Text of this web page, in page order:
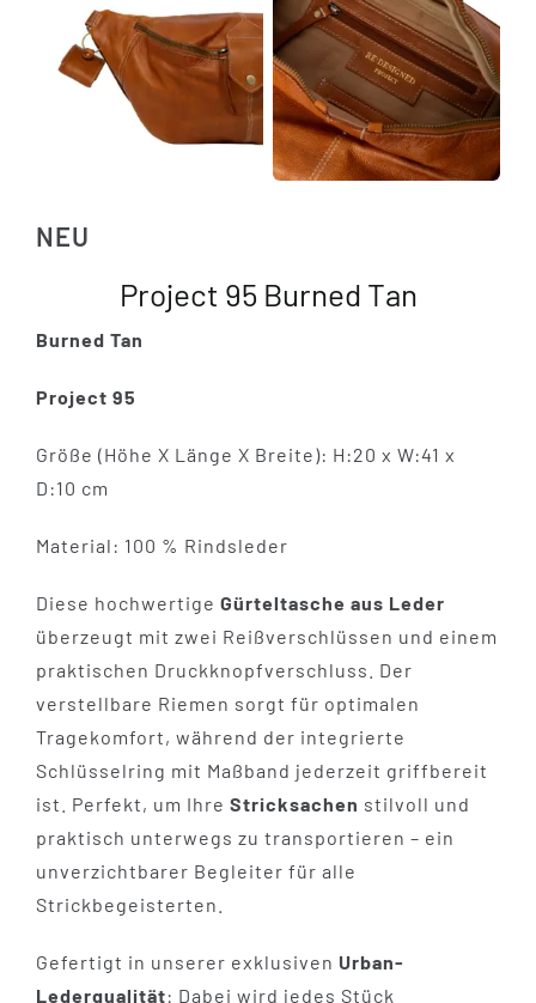
NEU
Project 95 Burned Tan
Burned Tan
Project 95
Größe (Höhe X Länge X Breite): H:20 x W:41 x
D:10 cm
Material: 100 % Rindsleder
Diese hochwertige Gürteltasche aus Leder
überzeugt mit zwei Reißverschlüssen und einem
praktischen Druckknopfverschluss. Der
verstellbare Riemen sorgt für optimalen
Tragekomfort, während der integrierte
Schlüsselring mit Maßband jederzeit griffbereit
ist. Perfekt, um Ihre Stricksachen stilvoll und
praktisch unterwegs zu transportieren – ein
unverzichtbarer Begleiter für alle
Strickbegeisterten.
Gefertigt in unserer exklusiven Urban-
Lederqualität: Dabei wird jedes Stück